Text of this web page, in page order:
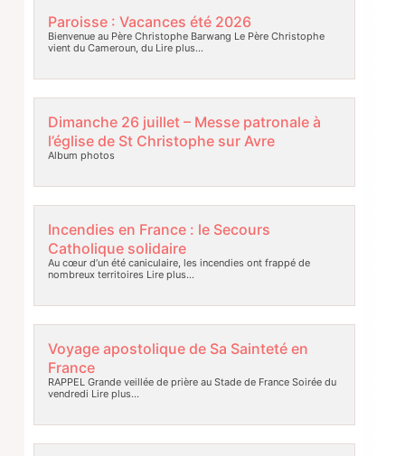
Paroisse : Vacances été 2026
Bienvenue au Père Christophe Barwang Le Père Christophe
vient du Cameroun, duLire plus…
Dimanche 26 juillet – Messe patronale à
l’église de St Christophe sur Avre
Album photos
Incendies en France : le Secours
Catholique solidaire
Au cœur d’un été caniculaire, les incendies ont frappé de
nombreux territoires Lire plus…
Voyage apostolique de Sa Sainteté en
France
RAPPEL Grande veillée de prière au Stade de France Soirée du
vendredi Lire plus…